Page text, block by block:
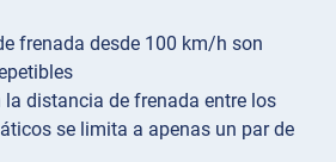
frenada desde 100 km/h son
la distancia de frenada entre los
se limita a apenas un par de